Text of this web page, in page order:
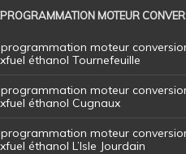
MOTEUR
moteur
éthanol Tournefeuille
moteur
éthanol Cugnaux
moteur
éthanol L’Isle Jourdain